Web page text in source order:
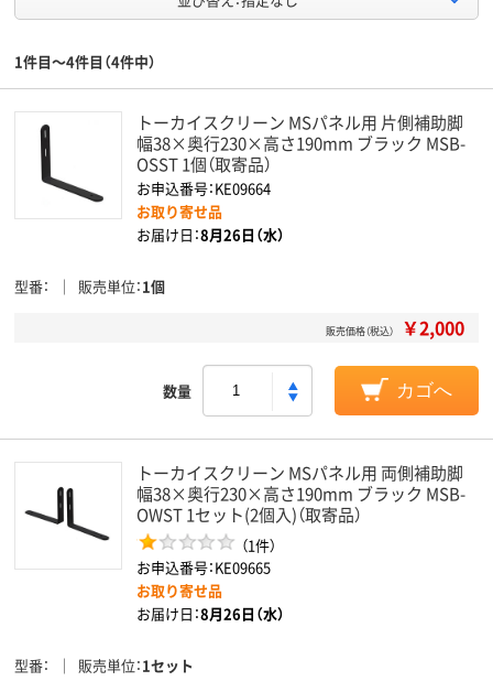
1件目～4件目（4件中）
トーカイスクリーン MSパネル用 片側補助脚
幅38×奥行230×高さ190mm ブラック MSB-
OSST 1個（取寄品）
お申込番号：KE09664
お取り寄せ品
お届け日：8月26日（水）
型番 販売単位 1個
販売価格（税込） ￥2,000
数量 カゴへ
トーカイスクリーン MSパネル用 両側補助脚
幅38×奥行230×高さ190mm ブラック MSB-
OWST 1セット(2個入)（取寄品）
（1件）
お申込番号：KE09665
お取り寄せ品
お届け日：8月26日（水）
型番 販売単位 1セット